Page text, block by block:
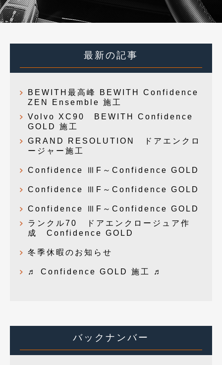
最新の記事
BEWITH最高峰 BEWITH Confidence
ZEN Ensemble 施工
Volvo XC90 BEWITH Confidence
GOLD 施工
GRAND RESOLUTION ドアエンクロ
ージャー施工
Confidence ⅢF～Confidence GOLD
Confidence ⅢF～Confidence GOLD
Confidence ⅢF～Confidence GOLD
ランクル70 ドアエンクロージュア作
成 Confidence GOLD
冬季休暇のお知らせ
♬ Confidence GOLD 施工 ♬
バックナンバー